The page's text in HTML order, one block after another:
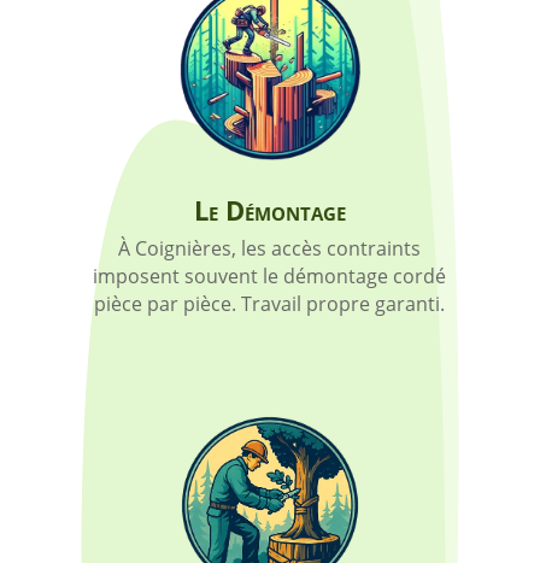
Le Démontage
À Coignières, les accès contraints
imposent souvent le démontage cordé
pièce par pièce. Travail propre garanti.